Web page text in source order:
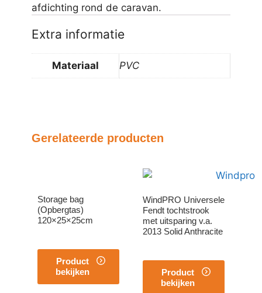
afdichting rond de caravan.
Extra informatie
Materiaal PVC
Gerelateerde producten
Storage bag
(Opbergtas)
120×25×25cm
Product
bekijken
WindPRO Universele
Fendt tochtstrook
met uitsparing v.a.
2013 Solid Anthracite
Product
bekijken